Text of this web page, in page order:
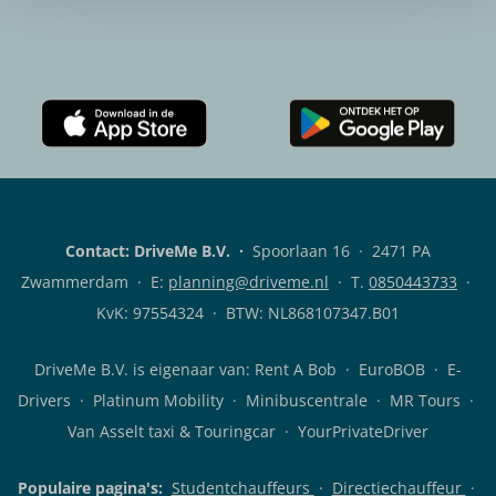
de
klanten-
voor
iOS
de
voor
Contact: DriveMe B.V. · Spoorlaan 16 · 2471 PA
Zwammerdam · E: planning@driveme.nl · T. 0850443733 ·
KvK: 97554324 · BTW: NL868107347.B01
DriveMe B.V. is eigenaar van: Rent A Bob · EuroBOB · E-
Drivers · Platinum Mobility · Minibuscentrale · MR Tours ·
Van Asselt taxi & Touringcar · YourPrivateDriver
Populaire pagina's: Studentchauffeurs · Directiechauffeur ·